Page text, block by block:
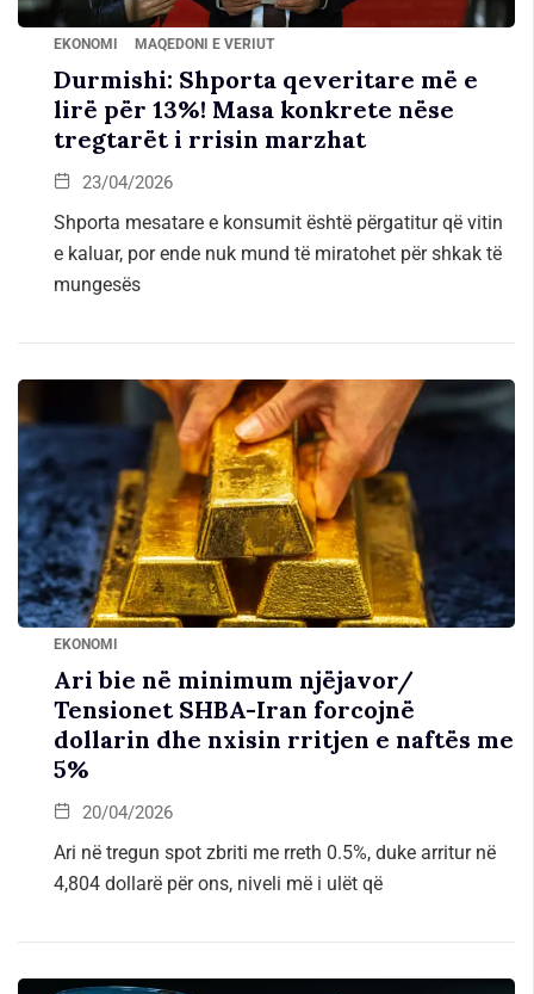
EKONOMI MAQEDONI E VERIUT
Durmishi: Shporta qeveritare më e
lirë për 13%! Masa konkrete nëse
tregtarët i rrisin marzhat
Shporta mesatare e konsumit është përgatitur që vitin
e kaluar, por ende nuk mund të miratohet për shkak të
mungesës
23/04/2026
EKONOMI
Ari bie në minimum njëjavor/
Tensionet SHBA-Iran forcojnë
dollarin dhe nxisin rritjen e naftës me
5%
Ari në tregun spot zbriti me rreth 0.5%, duke arritur në
4,804 dollarë për ons, niveli më i ulët që
20/04/2026